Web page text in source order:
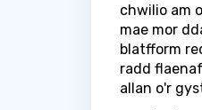
chwilio am
mae mor
blatfform
radd
allan o'r